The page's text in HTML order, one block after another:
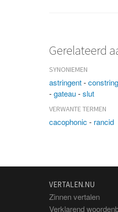
Gerelateerd
SYNONIEMEN
astringent-
-gateau-slut
VERWANTE TERMEN
cacophonic - rancid
VERTALEN.NU
Zinnen vertalen
Verklarend